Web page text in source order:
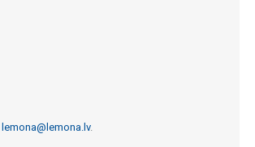
lemona@lemona.lv.